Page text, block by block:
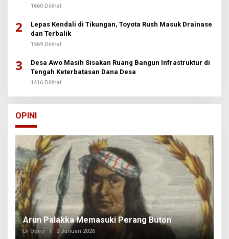
1660 Dilihat
2
Lepas Kendali di Tikungan, Toyota Rush Masuk Drainase
dan Terbalik
1569 Dilihat
3
Desa Awo Masih Sisakan Ruang Bangun Infrastruktur di
Tengah Keterbatasan Dana Desa
1416 Dilihat
OPINI
Arun Palakka Memasuki Perang Buton
Di Opini 2 Januari 2026